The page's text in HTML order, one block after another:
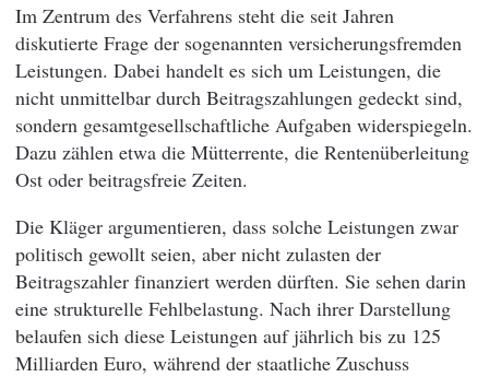
Im Zentrum des Verfahrens steht die seit Jahren
diskutierte Frage der sogenannten versicherungsfremden
Leistungen. Dabei handelt es sich um Leistungen, die
nicht unmittelbar durch Beitragszahlungen gedeckt sind,
sondern gesamtgesellschaftliche Aufgaben widerspiegeln.
Dazu zählen etwa die Mütterrente, die Rentenüberleitung
Ost oder beitragsfreie Zeiten.
Die Kläger argumentieren, dass solche Leistungen zwar
politisch gewollt seien, aber nicht zulasten der
Beitragszahler finanziert werden dürften. Sie sehen darin
eine strukturelle Fehlbelastung. Nach ihrer Darstellung
belaufen sich diese Leistungen auf jährlich bis zu 125
Milliarden Euro, während der staatliche Zuschuss